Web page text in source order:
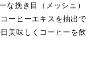
な挽き目（メッシュ）
ーヒーエキスを抽出で
美味しくコーヒーを飲